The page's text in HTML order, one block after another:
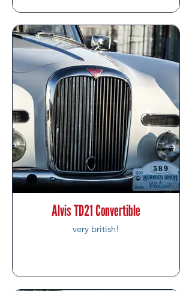
Alvis TD21 Convertible
very british!